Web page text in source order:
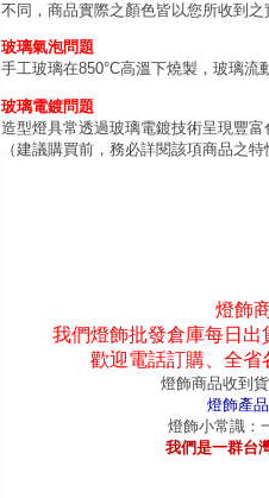
不同，商品實際之顏色皆以您所收到之
玻璃氣泡問題
手工玻璃在850°C高溫下燒製，玻璃
玻璃電鍍問題
造型燈具常透過玻璃電鍍技術呈現豐
（建議購買前，務必詳閱該項商品之
燈飾
我們燈飾批發倉庫每日
歡迎電話訂購、全
燈飾商品收到
燈飾產
燈飾小常識：
我們是一群台